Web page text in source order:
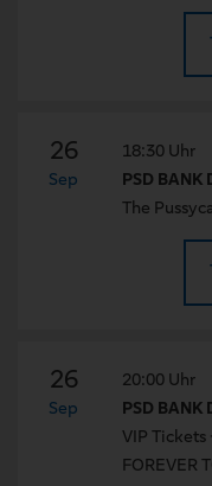
26
Sep
18:30 Uhr
PSD
The
26
Sep
20:00 Uhr
PSD
VIP Tickets
FOREVER